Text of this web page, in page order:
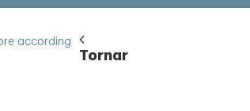
according
Tornar